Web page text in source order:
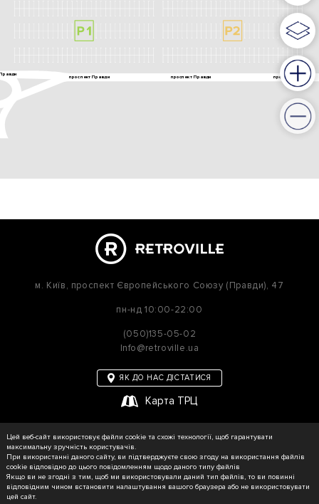
м. Київ, проспект Європейського Союзу (Правди), 47
пн-нд 10:00-22:00
(050)135-05-02
Info@retroville.ua
ЯК ДО НАС ДІСТАТИСЯ
Карта ТРЦ
© RETROVILLE, 2026 Усі права захищені
Цей веб-сайт використовує файли cookie та схожі технології, щоб гарантувати
максимальну зручність користувачів.
При використанні даного сайту, ви підтверджуєте свою згоду на використання файлів
cookie відповідно до цього повідомленням щодо даного типу файлів
Якщо ви не згодні з тим, щоб ми використовували даний тип файлів, то ви повинні
відповідним чином встановити налаштування вашого браузера або не використовувати
цей сайт.